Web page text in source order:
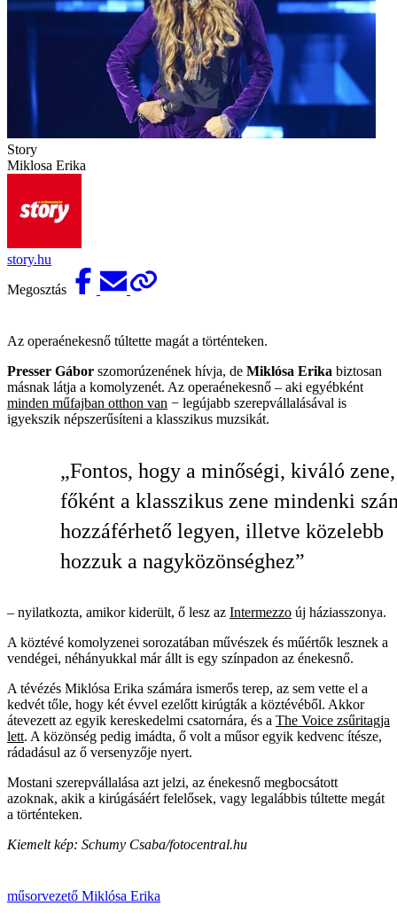
Story
Miklosa Erika
story.hu
Megosztás
Az operaénekesnő túltette magát a történteken.
Presser Gábor szomorúzenének hívja, de Miklósa Erika biztosan
másnak látja a komolyzenét. Az operaénekesnő – aki egyébként
minden műfajban otthon van − legújabb szerepvállalásával is
igyekszik népszerűsíteni a klasszikus muzsikát.
„Fontos, hogy a minőségi, kiváló zene,
főként a klasszikus zene mindenki
hozzáférhető legyen, illetve közelebb
hozzuk a nagyközönséghez”
– nyilatkozta, amikor kiderült, ő lesz az Intermezzo új háziasszonya.
A köztévé komolyzenei sorozatában művészek és műértők lesznek a
vendégei, néhányukkal már állt is egy színpadon az énekesnő.
A tévézés Miklósa Erika számára ismerős terep, az sem vette el a
kedvét tőle, hogy két évvel ezelőtt kirúgták a köztévéből. Akkor
átevezett az egyik kereskedelmi csatornára, és a The Voice zsűritagja
lett. A közönség pedig imádta, ő volt a műsor egyik kedvenc ítésze,
rádadásul az ő versenyzője nyert.
Mostani szerepvállalása azt jelzi, az énekesnő megbocsátott
azoknak, akik a kirúgásáért felelősek, vagy legalábbis túltette megát
a történteken.
Kiemelt kép: Schumy Csaba/fotocentral.hu
műsorvezető Miklósa Erika